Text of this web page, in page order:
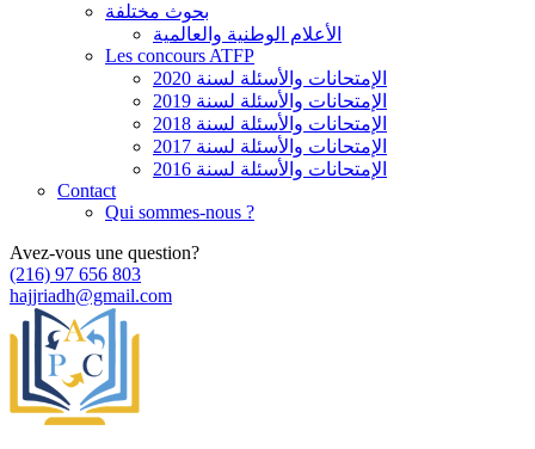
بحوث مختلفة
الأعلام الوطنية والعالمية
Les concours ATFP
الإمتحانات والأسئلة لسنة 2020
الإمتحانات والأسئلة لسنة 2019
الإمتحانات والأسئلة لسنة 2018
الإمتحانات والأسئلة لسنة 2017
الإمتحانات والأسئلة لسنة 2016
Contact
Qui sommes-nous ?
Avez-vous une question?
(216) 97 656 803
hajjriadh@gmail.com